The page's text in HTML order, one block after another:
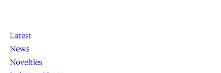
K
L
O
닫
기
K
L
O
Latest
News
Novelties